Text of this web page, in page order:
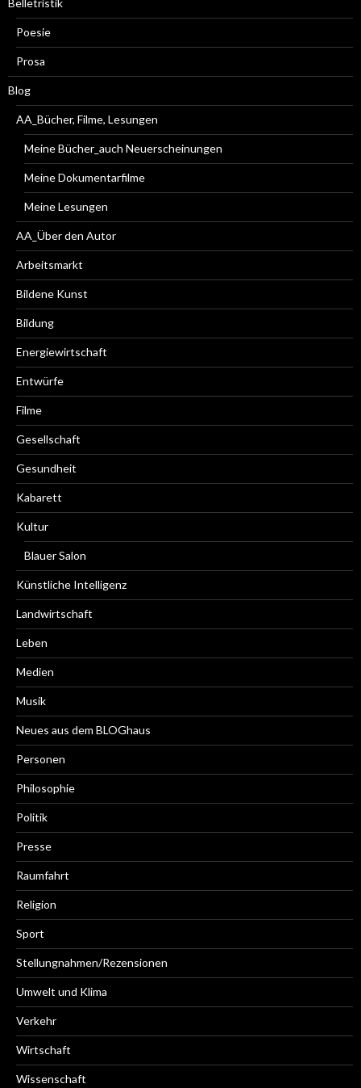
Poesie
Prosa
Blog
AA_Bücher, Filme, Lesungen
Meine Bücher_auch Neuerscheinungen
Meine Dokumentarfilme
Meine Lesungen
AA_Über den Autor
Arbeitsmarkt
Bildene Kunst
Bildung
Energiewirtschaft
Entwürfe
Filme
Gesellschaft
Gesundheit
Kabarett
Kultur
Blauer Salon
Künstliche Intelligenz
Landwirtschaft
Leben
Medien
Musik
Neues aus dem BLOGhaus
Personen
Philosophie
Politik
Presse
Raumfahrt
Religion
Sport
Stellungnahmen/Rezensionen
Umwelt und Klima
Verkehr
Wirtschaft
Wissenschaft